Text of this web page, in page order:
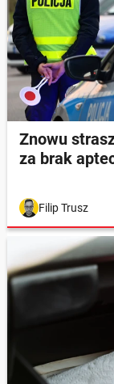
Znowu
za brak
Filip Trusz